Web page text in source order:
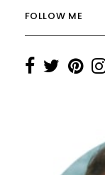
FOLLOW ME